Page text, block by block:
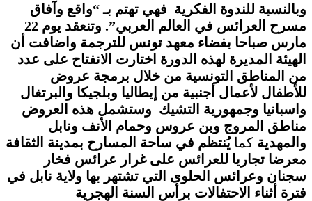
وبالنسبة للندوة الفكرية فهي تهتم بـ “واقع وآفاق
مسرح العرائس في العالم العربي”. وتنعقد يوم 22
مارس صباحا بفضاء معهد تونس للترجمة واضافت أن
الهيئة المديرة لهذه الدورة اختارت الانفتاح على عدد
من المناطق التونسية من خلال برمجة عروض
للأطفال لأعمال أجنبية من إيطاليا وبلجيكا والبرتغال
واسبانيا وجمهورية التشيك وستشمل هذه العروض
مناطق المروج وبن عروس وحمام الأنف ونابل
والمهدية كمايُنتظم في ساحة المسارح بمدينة الثقافة
معرضا تجاريا للعرائس على غرار عرائس فخار
سجنان وعرائس الحلوى التي تشتهر بها ولاية نابل في
فترة أثناء الاحتفالات برأس السنة الهجرية